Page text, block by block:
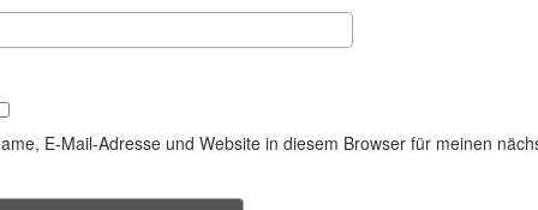
E-Mail-Adresse und Website in diesem Browser für meinen